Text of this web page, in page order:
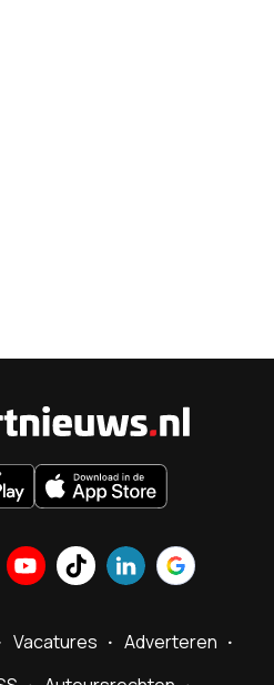
Vacatures
Adverteren